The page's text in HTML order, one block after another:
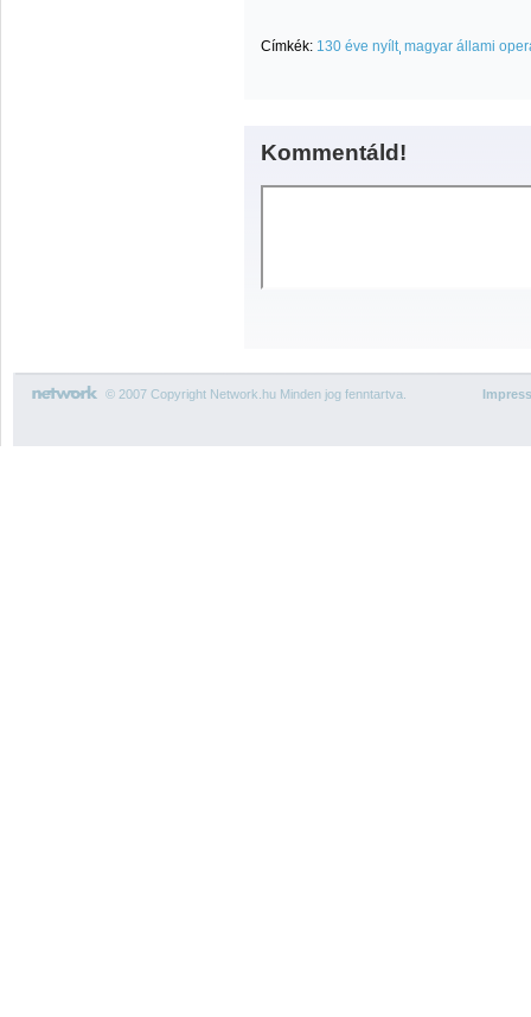
Címkék: 130 éve nyílt magyar állami
Kommentáld!
© 2007 Copyright Network.hu Minden jog fenntartva.